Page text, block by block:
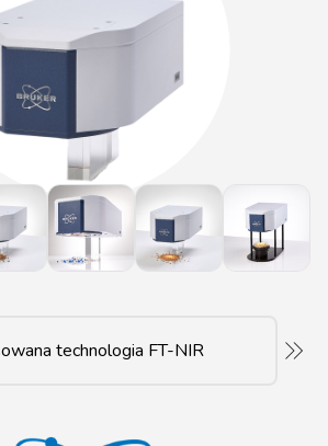
technologia FT-NIR